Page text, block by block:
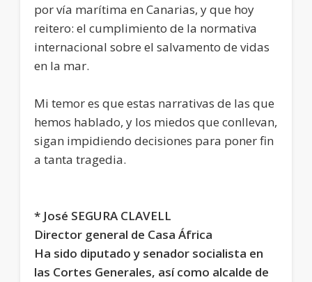
por vía marítima en Canarias, y que hoy
reitero: el cumplimiento de la normativa
internacional sobre el salvamento de vidas
en la mar.
Mi temor es que estas narrativas de las que
hemos hablado, y los miedos que conllevan,
sigan impidiendo decisiones para poner fin
a tanta tragedia.
* José SEGURA CLAVELL
Director general de Casa África
Ha sido diputado y senador socialista en
las Cortes Generales, así como alcalde de